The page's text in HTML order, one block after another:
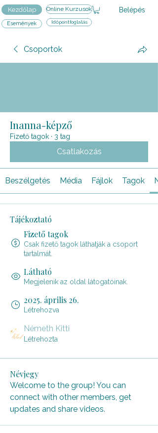
Kezdőlap Online Kurzusok Belépés
Események Időpontfoglalás
Csoportok
Inanna-képző
Fizető tagok · 3 tag
Csatlakozás
Beszélgetés Média Fájlok Tagok
Tájékoztató
Fizető tagok
Csak fizető tagok láthatják a csoport
tartalmát.
Látható
Megjelenik az oldal látogatóinak.
2025. április 26.
Létrehozva
Németh Kitti
Létrehozta
Névjegy
Welcome to the group! You can
connect with other members, get
updates and share videos.